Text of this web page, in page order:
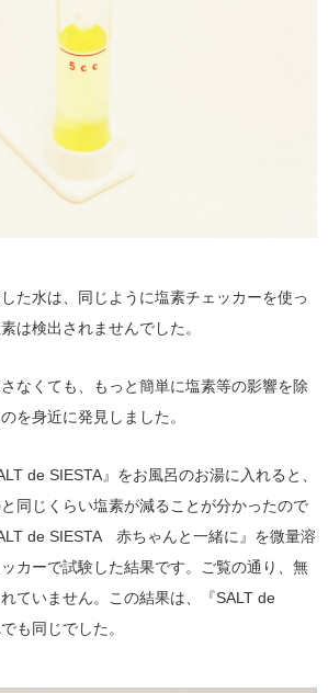
た水は、同じように塩素チェッカーを使っ
は検出されませんでした。
なくても、もっと簡単に塩素等の影響を除
を身近に発見しました。
de SIESTA』をお風呂のお湯に入れると、
同じくらい塩素が減ることが分かったので
de SIESTA 赤ちゃんと一緒に』を微量溶
カーで試験した結果です。ご覧の通り、無
ていません。この結果は、『SALT de
も同じでした。